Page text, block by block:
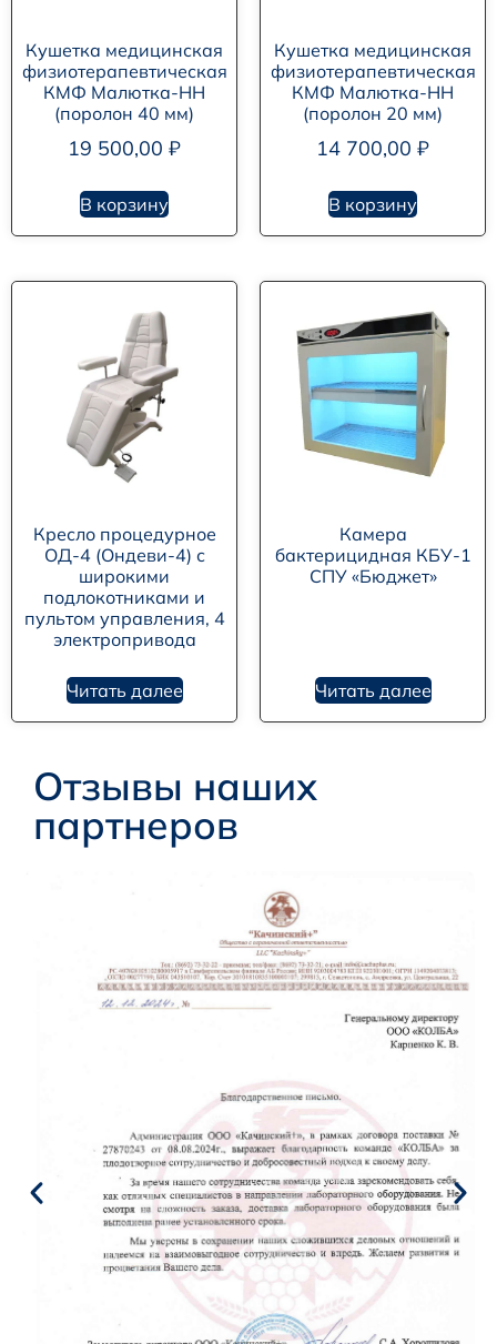
Кушетка медицинская
физиотерапевтическая
КМФ Малютка-НН
(поролон 40 мм)
19 500,00 ₽
В корзину
Кушетка медицинская
физиотерапевтическая
КМФ Малютка-НН
(поролон 20 мм)
14 700,00 ₽
В корзину
Кресло процедурное
ОД-4 (Ондеви-4) с
широкими
подлокотниками и
пультом управления, 4
электропривода
Читать далее
Камера
бактерицидная КБУ-1
СПУ «Бюджет»
Читать далее
Отзывы наших
партнеров